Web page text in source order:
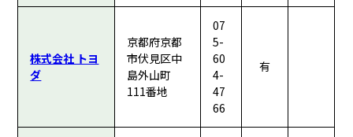
株式会社 トヨ
ダ
京都府京都
市伏見区中
島外山町
111番地
07
5-
60
4-
47
66
有